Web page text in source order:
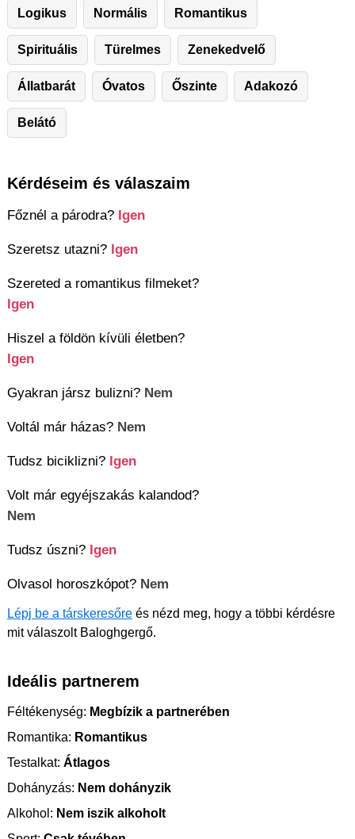
Logikus Normális Romantikus
Spirituális Türelmes Zenekedvelő
Állatbarát Óvatos Őszinte Adakozó
Belátó
Kérdéseim és válaszaim
Főznél a párodra? Igen
Szeretsz utazni? Igen
Szereted a romantikus filmeket?
Igen
Hiszel a földön kívüli életben?
Igen
Gyakran jársz bulizni? Nem
Voltál már házas? Nem
Tudsz biciklizni? Igen
Volt már egyéjszakás kalandod?
Nem
Tudsz úszni? Igen
Olvasol horoszkópot? Nem
Lépj be a társkeresőre és nézd meg, hogy a többi kérdésre
mit válaszolt Baloghgergő.
Ideális partnerem
Féltékenység: Megbízik a partnerében
Romantika: Romantikus
Testalkat: Átlagos
Dohányzás: Nem dohányzik
Alkohol: Nem iszik alkoholt